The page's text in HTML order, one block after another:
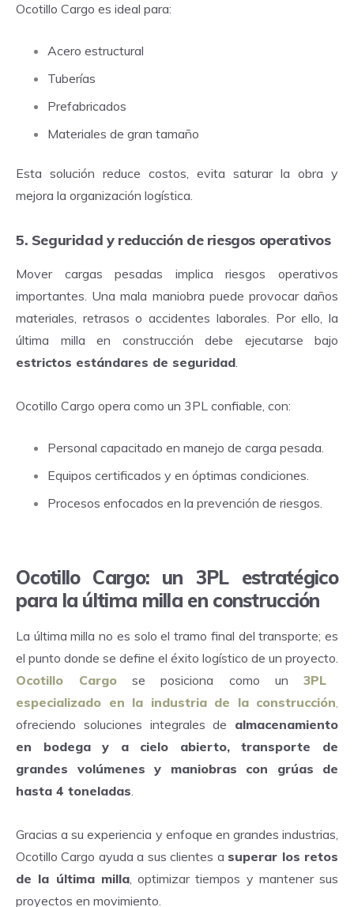
Ocotillo Cargo es ideal para:
Acero estructural
Tuberías
Prefabricados
Materiales de gran tamaño
Esta solución reduce costos, evita saturar la obra y
mejora la organización logística.
5. Seguridad y reducción de riesgos operativos
Mover cargas pesadas implica riesgos operativos
importantes. Una mala maniobra puede provocar daños
materiales, retrasos o accidentes laborales. Por ello, la
última milla en construcción debe ejecutarse bajo
estrictos estándares de seguridad.
Ocotillo Cargo opera como un 3PL confiable, con:
Personal capacitado en manejo de carga pesada.
Equipos certificados y en óptimas condiciones.
Procesos enfocados en la prevención de riesgos.
Ocotillo Cargo: un 3PL estratégico
para la última milla en construcción
La última milla no es solo el tramo final del transporte; es
el punto donde se define el éxito logístico de un proyecto.
Ocotillo Cargo se posiciona como un 3PL
especializado en la industria de la construcción,
ofreciendo soluciones integrales de almacenamiento
en bodega y a cielo abierto, transporte de
grandes volúmenes y maniobras con grúas de
hasta 4 toneladas.
Gracias a su experiencia y enfoque en grandes industrias,
Ocotillo Cargo ayuda a sus clientes a superar los retos
de la última milla, optimizar tiempos y mantener sus
proyectos en movimiento.